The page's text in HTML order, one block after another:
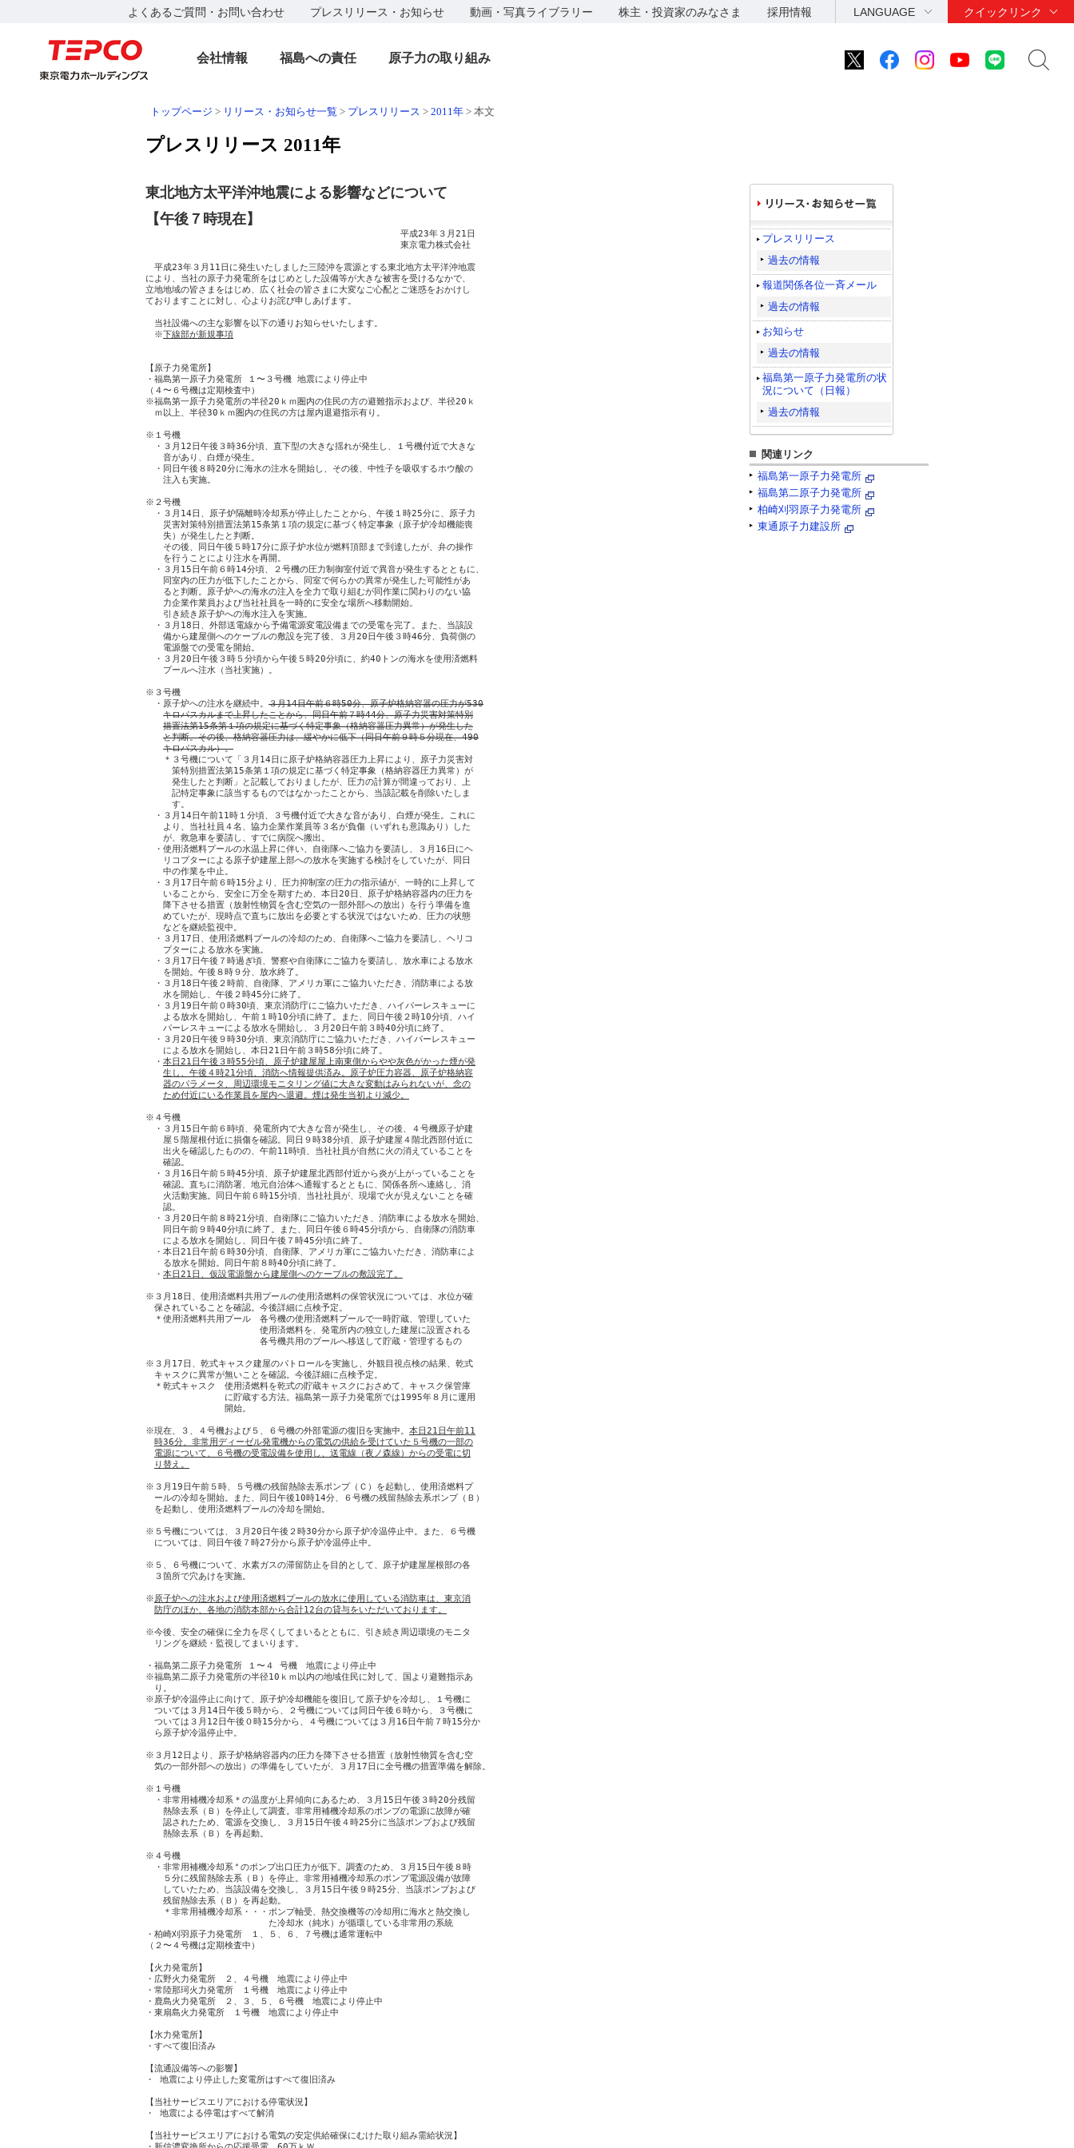
よくあるご質問・お問い合わせ プレスリリース・お知らせ 動画・写真ライブラリー 株主・投資家のみなさま 採用情報 LANGUAGE クイックリンク
会社情報 福島への責任 原子力の取り組み
トップページ > リリース・お知らせ一覧 > プレスリリース > 2011年 > 本文
プレスリリース 2011年
東北地方太平洋沖地震による影響などについて
【午後７時現在】
平成23年３月21日
東京電力株式会社
平成23年３月11日に発生いたしました三陸沖を震源とする東北地方太平洋沖地震
により、当社の原子力発電所をはじめとした設備等が大きな被害を受けるなかで、
立地地域の皆さまをはじめ、広く社会の皆さまに大変なご心配とご迷惑をおかけし
ておりますことに対し、心よりお詫び申しあげます。
当社設備への主な影響を以下の通りお知らせいたします。
※下線部が新規事項
【原子力発電所】
・福島第一原子力発電所 １〜３号機 地震により停止中
（４〜６号機は定期検査中）
※福島第一原子力発電所の半径20ｋｍ圏内の住民の方の避難指示および、半径20ｋ
ｍ以上、半径30ｋｍ圏内の住民の方は屋内退避指示有り。
※１号機
・３月12日午後３時36分頃、直下型の大きな揺れが発生し、１号機付近で大きな
音があり、白煙が発生。
・同日午後８時20分に海水の注水を開始し、その後、中性子を吸収するホウ酸の
注入も実施。
※２号機
・３月14日、原子炉隔離時冷却系が停止したことから、午後１時25分に、原子力
災害対策特別措置法第15条第１項の規定に基づく特定事象（原子炉冷却機能喪
失）が発生したと判断。
その後、同日午後５時17分に原子炉水位が燃料頂部まで到達したが、弁の操作
を行うことにより注水を再開。
・３月15日午前６時14分頃、２号機の圧力制御室付近で異音が発生するとともに、
同室内の圧力が低下したことから、同室で何らかの異常が発生した可能性があ
ると判断。原子炉への海水の注入を全力で取り組むが同作業に関わりのない協
力企業作業員および当社社員を一時的に安全な場所へ移動開始。
引き続き原子炉への海水注入を実施。
・３月18日、外部送電線から予備電源変電設備までの受電を完了。また、当該設
備から建屋側へのケーブルの敷設を完了後、３月20日午後３時46分、負荷側の
電源盤での受電を開始。
・３月20日午後３時５分頃から午後５時20分頃に、約40トンの海水を使用済燃料
プールへ注水（当社実施）。
※３号機
・原子炉への注水を継続中。 ３月14日午前６時50分、原子炉格納容器の圧力が530
キロパスカルまで上昇したことから、同日午前７時44分、原子力災害対策特別
措置法第15条第１項の規定に基づく特定事象（格納容器圧力異常）が発生した
と判断。その後、格納容器圧力は、緩やかに低下（同日午前９時５分現在、490
キロパスカル）。
＊３号機について「３月14日に原子炉格納容器圧力上昇により、原子力災害対
策特別措置法第15条第１項の規定に基づく特定事象（格納容器圧力異常）が
発生したと判断」と記載しておりましたが、圧力の計算が間違っており、上
記特定事象に該当するものではなかったことから、当該記載を削除いたしま
す。
・３月14日午前11時１分頃、３号機付近で大きな音があり、白煙が発生。これに
より、当社社員４名、協力企業作業員等３名が負傷（いずれも意識あり）した
が、救急車を要請し、すでに病院へ搬出。
・使用済燃料プールの水温上昇に伴い、自衛隊へご協力を要請し、３月16日にヘ
リコプターによる原子炉建屋上部への放水を実施する検討をしていたが、同日
中の作業を中止。
・３月17日午前６時15分より、圧力抑制室の圧力の指示値が、一時的に上昇して
いることから、安全に万全を期すため、本日20日、原子炉格納容器内の圧力を
降下させる措置（放射性物質を含む空気の一部外部への放出）を行う準備を進
めていたが、現時点で直ちに放出を必要とする状況ではないため、圧力の状態
などを継続監視中。
・３月17日、使用済燃料プールの冷却のため、自衛隊へご協力を要請し、ヘリコ
プターによる放水を実施。
・３月17日午後７時過ぎ頃、警察や自衛隊にご協力を要請し、放水車による放水
を開始。午後８時９分、放水終了。
・３月18日午後２時前、自衛隊、アメリカ軍にご協力いただき、消防車による放
水を開始し、午後２時45分に終了。
・３月19日午前０時30頃、東京消防庁にご協力いただき、ハイパーレスキューに
よる放水を開始し、午前１時10分頃に終了。また、同日午後２時10分頃、ハイ
パーレスキューによる放水を開始し、３月20日午前３時40分頃に終了。
・３月20日午後９時30分頃、東京消防庁にご協力いただき、ハイパーレスキュー
による放水を開始し、本日21日午前３時58分頃に終了。
・ 本日21日午後３時55分頃、原子炉建屋屋上南東側からやや灰色がかった煙が発
生し、午後４時21分頃、消防へ情報提供済み。原子炉圧力容器、原子炉格納容
器のパラメータ、周辺環境モニタリング値に大きな変動はみられないが、念の
ため付近にいる作業員を屋内へ退避。煙は発生当初より減少。
※４号機
・３月15日午前６時頃、発電所内で大きな音が発生し、その後、４号機原子炉建
屋５階屋根付近に損傷を確認。同日９時38分頃、原子炉建屋４階北西部付近に
出火を確認したものの、午前11時頃、当社社員が自然に火の消えていることを
確認。
・３月16日午前５時45分頃、原子炉建屋北西部付近から炎が上がっていることを
確認。直ちに消防署、地元自治体へ通報するとともに、関係各所へ連絡し、消
火活動実施。同日午前６時15分頃、当社社員が、現場で火が見えないことを確
認。
・３月20日午前８時21分頃、自衛隊にご協力いただき、消防車による放水を開始、
同日午前９時40分頃に終了。また、同日午後６時45分頃から、自衛隊の消防車
による放水を開始し、同日午後７時45分頃に終了。
・本日21日午前６時30分頃、自衛隊、アメリカ軍にご協力いただき、消防車によ
る放水を開始。同日午前８時40分頃に終了。
・ 本日21日、仮設電源盤から建屋側へのケーブルの敷設完了。
※３月18日、使用済燃料共用プールの使用済燃料の保管状況については、水位が確
保されていることを確認。今後詳細に点検予定。
＊使用済燃料共用プール　各号機の使用済燃料プールで一時貯蔵、管理していた
使用済燃料を、発電所内の独立した建屋に設置される
各号機共用のプールへ移送して貯蔵・管理するもの
※３月17日、乾式キャスク建屋のパトロールを実施し、外観目視点検の結果、乾式
キャスクに異常が無いことを確認。今後詳細に点検予定。
＊乾式キャスク　使用済燃料を乾式の貯蔵キャスクにおさめて、キャスク保管庫
に貯蔵する方法。福島第一原子力発電所では1995年８月に運用
開始。
※現在、３、４号機および５、６号機の外部電源の復旧を実施中。 本日21日午前11
時36分、非常用ディーゼル発電機からの電気の供給を受けていた５号機の一部の
電源について、６号機の受電設備を使用し、送電線（夜ノ森線）からの受電に切
り替え。
※３月19日午前５時、５号機の残留熱除去系ポンプ（Ｃ）を起動し、使用済燃料プ
ールの冷却を開始。また、同日午後10時14分、６号機の残留熱除去系ポンプ（Ｂ）
を起動し、使用済燃料プールの冷却を開始。
※５号機については、３月20日午後２時30分から原子炉冷温停止中。また、６号機
については、同日午後７時27分から原子炉冷温停止中。
※５、６号機について、水素ガスの滞留防止を目的として、原子炉建屋屋根部の各
３箇所で穴あけを実施。
※原子炉への注水および使用済燃料プールの放水に使用している消防車は、東京消
防庁のほか、各地の消防本部から合計12台の貸与をいただいております。
※今後、安全の確保に全力を尽くしてまいるとともに、引き続き周辺環境のモニタ
リングを継続・監視してまいります。
・福島第二原子力発電所 １〜４ 号機　地震により停止中
※福島第二原子力発電所の半径10ｋｍ以内の地域住民に対して、国より避難指示あ
り。
※原子炉冷温停止に向けて、原子炉冷却機能を復旧して原子炉を冷却し、１号機に
ついては３月14日午後５時から、２号機については同日午後６時から、３号機に
ついては３月12日午後０時15分から、４号機については３月16日午前７時15分か
ら原子炉冷温停止中。
※３月12日より、原子炉格納容器内の圧力を降下させる措置（放射性物質を含む空
気の一部外部への放出）の準備をしていたが、３月17日に全号機の措置準備を解除。
※１号機
・非常用補機冷却系＊の温度が上昇傾向にあるため、３月15日午後３時20分残留
熱除去系（Ｂ）を停止して調査。非常用補機冷却系のポンプの電源に故障が確
認されたため、電源を交換し、３月15日午後４時25分に当該ポンプおよび残留
熱除去系（Ｂ）を再起動。
※４号機
・非常用補機冷却系 ＊ のポンプ出口圧力が低下。調査のため、３月15日午後８時
５分に残留熱除去系（Ｂ）を停止。非常用補機冷却系のポンプ電源設備が故障
していたため、当該設備を交換し、３月15日午後９時25分、当該ポンプおよび
残留熱除去系（Ｂ）を再起動。
＊非常用補機冷却系・・・ポンプ軸受、熱交換機等の冷却用に海水と熱交換し
た冷却水（純水）が循環している非常用の系統
・柏崎刈羽原子力発電所　１、５、６、７号機は通常運転中
（２〜４号機は定期検査中）
【火力発電所】
・広野火力発電所　２、４号機　地震により停止中
・常陸那珂火力発電所　１号機　地震により停止中
・鹿島火力発電所　２、３、５、６号機　地震により停止中
・東扇島火力発電所　１号機　地震により停止中
【水力発電所】
・すべて復旧済み
【流通設備等への影響】
・ 地震により停止した変電所はすべて復旧済み
【当社サービスエリアにおける停電状況】
・ 地震による停電はすべて解消
【当社サービスエリアにおける電気の安定供給確保にむけた取り組み需給状況】
プレスリリース
過去の情報
報道関係各位一斉メール
過去の情報
お知らせ
過去の情報
福島第一原子力発電所の状
況について（日報）
過去の情報
関連リンク
福島第一原子力発電所
福島第二原子力発電所
柏崎刈羽原子力発電所
東通原子力建設所